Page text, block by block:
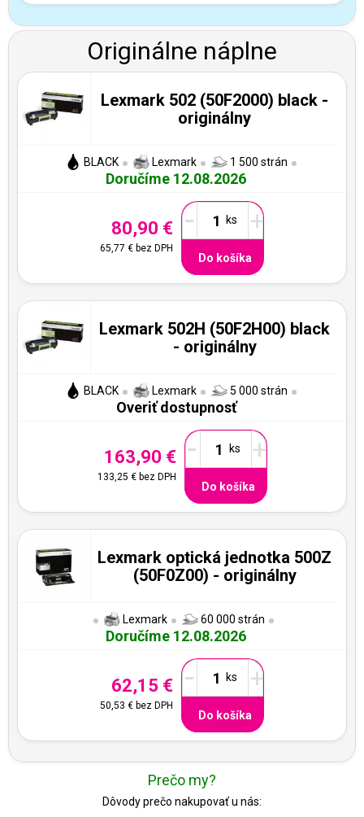
Originálne náplne
Lexmark 502 (50F2000) black -
originálny
BLACK Lexmark 1 500 strán
Doručíme 12.08.2026
80,90 €
65,77 € bez DPH
- +
Do košíka
Lexmark 502H (50F2H00) black
- originálny
BLACK Lexmark 5 000 strán
Overiť dostupnosť
163,90 €
133,25 €bez DPH
- +
Do košíka
Lexmark optická jednotka 500Z
(50F0Z00) - originálny
Lexmark 60 000 strán
Doručíme 12.08.2026
62,15 €
50,53 € bez DPH
- +
Do košíka
Prečo my?
Dôvody prečo nakupovať u nás: